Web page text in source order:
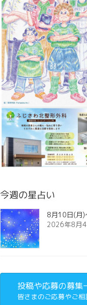
今週の星占い
8月10日(月
2026年8月4
投稿や応募の募集
皆さまのご応募やご